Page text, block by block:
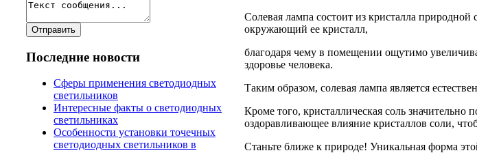
Последние новости
Сферы применения светодиодных
светильников
Интересные факты о светодиодных
светильниках
Особенности установки точечных
светодиодных светильников в
Солевая лампа состоит из кристалла
окружающий ее кристалл,
благодаря чему в помещении ощутимо
здоровье человека.
Таким образом, солевая лампа является
Кроме того, кристаллическая соль
оздоравливающее влияние кристаллов соли,
Станьте ближе к природе! Уникальная форма